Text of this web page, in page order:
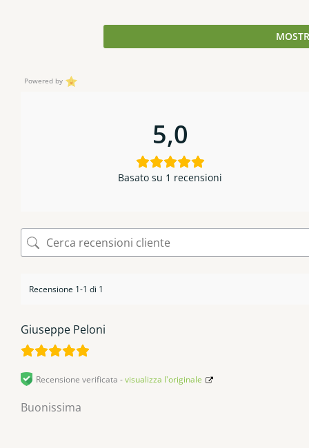
Powered by
5,0
Basato su 1 recensioni
Recensione 1-1 di 1
Giuseppe Peloni
Recensione verificata -visualizza l'originale
Buonissima